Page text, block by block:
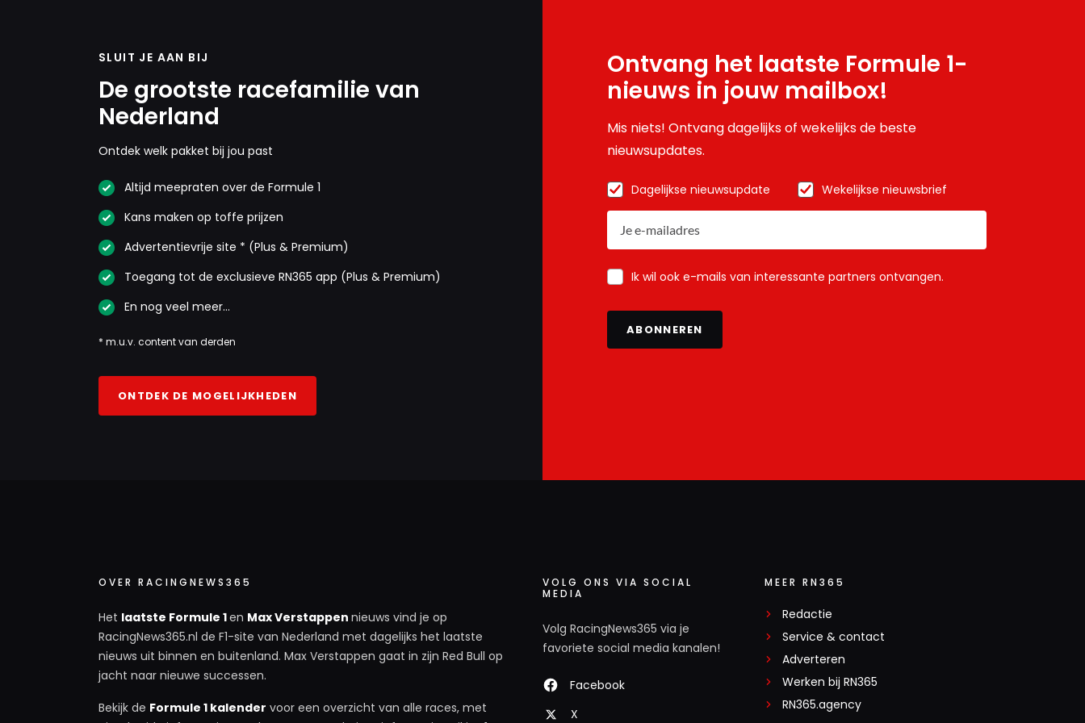
SLUIT JE AAN BIJ
De grootste racefamilie van
Nederland
Ontdek welk pakket bij jou past
Altijd meepraten over de Formule 1
Kans maken op toffe prijzen
Advertentievrije site * (Plus & Premium)
Toegang tot de exclusieve RN365 app (Plus & Premium)
En nog veel meer…
* m.u.v. content van derden
ONTDEK DE MOGELIJKHEDEN
Ontvang het laatste Formule 1-
nieuws in jouw mailbox!
Mis niets! Ontvang dagelijks of wekelijks de beste
nieuwsupdates.
Dagelijkse nieuwsupdate Wekelijkse nieuwsbrief
Ik wil ook e-mails van interessante partners ontvangen.
ABONNEREN
OVER RACINGNEWS365
Het laatste Formule 1en Max Verstappen nieuws vind je op
RacingNews365.nl de F1-site van Nederland met dagelijks het laatste
nieuws uit binnen en buitenland. Max Verstappen gaat in zijn Red Bull op
jacht naar nieuwe successen.
Bekijk de Formule 1 kalender voor een overzicht van alle races, met
VOLG ONS VIA SOCIAL
MEDIA
Volg RacingNews365 via je
favoriete social media kanalen!
Facebook
X
MEER RN365
Redactie
Service & contact
Adverteren
Werken bij RN365
RN365.agency